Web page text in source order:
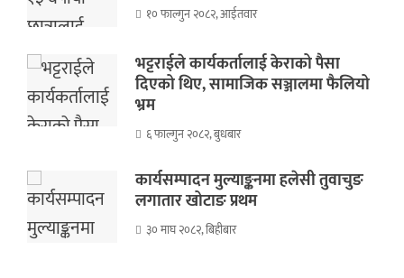
१० फाल्गुन २०८२, आईतवार
भट्टराईले कार्यकर्तालाई केराको पैसा
दिएको थिए, सामाजिक सञ्जालमा फैलियो
भ्रम
६ फाल्गुन २०८२, बुधबार
कार्यसम्पादन मुल्याङ्कनमा हलेसी तुवाचुङ
लगातार खोटाङ प्रथम
३० माघ २०८२, बिहीबार